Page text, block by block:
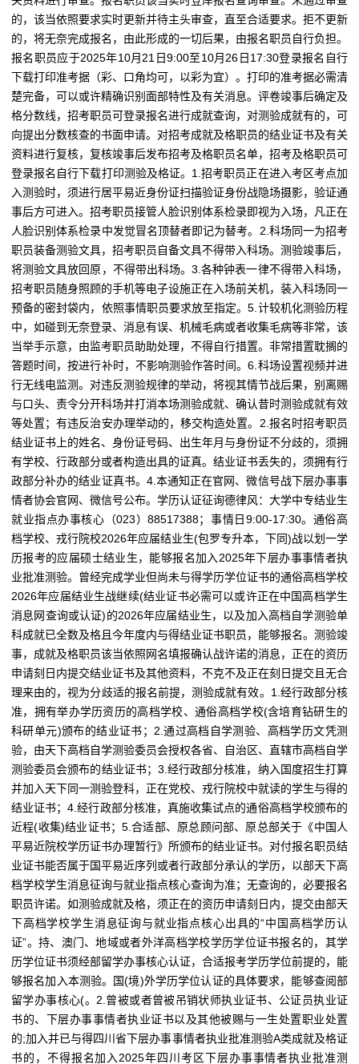
的，该当依照要求实时更新并待主头审查，直至合适要求。拒不更新
的，将无奈完成报名，由此形成的一切后果，由报名职员自行负担。
报名职员应于2025年10月21日9:00至10月26日17:30登录报名自行
下载打印准考据（彩、口角均可，以彩为宜）。打印的准考据必需清
楚完备，可以或许精确识别面部特性及有关消息。评卷竣事后确定及
格分数线，招考职员可登录报名进行成就查询，对测验成就有的，可
向提出分数核查的书面申请。对招考成就及格职员的结业证书及有关
资料进行复核，复核竣事后发布招考及格职员名单，招考及格职员可
登录报名自行下载打印测验及格证。1.招考职员正在进入考区考点加
入测验时，须进行居平易近身份证扫描验证身份战隐场摄影，验证通
事后方可进入。招考职员接管人脸识别体系检录即视为入场，凡正在
人脸识别体系检录中发觉冒名顶替者即记为替考。2.科场同一为招考
职员装备测验文具，招考职员自备文具不得带入科场。测验竣事后，
将测验文具放回原，不得带出科场。3.各种钟表一律不得带入科场，
招考职员随身照顾的手机等电子设施正在入场前关机，装入科场同一
预备的密封袋内，依照事情职员要求放至指定。5.计较机化测验历程
中，如碰到无奈登录、消息有误、机械毛病或者收集毛病等非常，该
当举手示意，由监考职员助助处理，不得自行措置。非常措置耽搁的
答题时间，按进行补时，不影响测验作答时间。6.科场设置视频并进
行无线电监测。对违反测验规律的举动，将视其情节战后果，别离赐
与口头、责令分开科场并打消本场测验成就、确认昔时测验成就有效
等处置；有违反治安办理举动的，移交构造处置。2.报名时招考职员
结业证书上的姓名、身份证号码、出生年月与身份证不分歧的，须拥
有学校、行政部分或者构造出具的证真。结业证书丢失的，须拥有行
政部分补办的结业证真书。4.本通知正在官网、微信号战下层办事事
情者协会官网、微信号公布。学历认证征询德律风：大学中专结业生
就业指点办事核心（023）88517388；事情日9:00-17:30。通俗高
档学校、戎行院校2026年应届结业生(包罗专升本，下同)战以划一学
历报考的应届硕士结业生，能够报名加入2025年下层办事事情者执
业批准测验。曾经完成学业但尚未与得学历学位证书的通俗高档学校
2026年应届结业生战继续(结业证书必需可以或许正在中国高档学生
消息网查询或认证)的2026年应届结业生，以及加入高档自学测验单
科成就已全数及格且今年度内与得结业证书职员，能够报名。测验竣
事，成就及格职员该当依照网名填报确认战许诺的消息，正在的资历
申请刻日内提交结业证书及其他资料，不克不及正在刻日提交且无合
理来由的，视为分歧适的报名前提，测验成就有效。1.经行政部分核
准，拥有举办学历资历的高档学校、通俗高档学校(含培育钻研生的
科研单元)颁布的结业证书；2.通过高档自学测验、高档学历文凭测
验，由天下高档自学测验委员会授权各省、自治区、直辖市高档自学
测验委员会颁布的结业证书；3.经行政部分核准，纳入国度招生打算
并加入天下同一测验登科，正在党校、戎行院校中就读的学生与得的
结业证书；4.经行政部分核准，真施收集试点的通俗高档学校颁布的
近程(收集)结业证书；5.合适部、原总顾问部、原总部关于《中国人
平易近院校学历证书办理暂行》所颁布的结业证书。对付报名职员结
业证书能否属于国平易近序列或者行政部分承认的学历，以部天下高
档学校学生消息征询与就业指点核心查询为准；无查询的，必要报名
职员许诺。如测验成就及格，须正在的资历申请刻日内，提交由部天
下高档学校学生消息征询与就业指点核心出具的“中国高档学历认
证”。持、澳门、地域或者外洋高档学校学历学位证书报名的，其学
历学位证书须经部留学办事核心认证，合适报考学历学位前提的，能
够报名加入本测验。国(境)外学历学位认证的具体要求，能够查阅部
留学办事核心(。2.曾被或者曾被吊销状师执业证书、公证员执业证
书的、下层办事事情者执业证书以及其他被赐与一生处置职业处置
的;加入并已与得四川省下层办事事情者执业批准测验A类成就及格证
书的，不得报名加入2025年四川考区下层办事事情者执业批准测